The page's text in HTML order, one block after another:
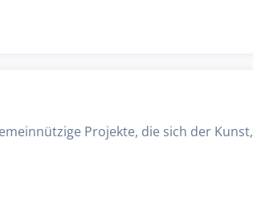
Projekte, die sich der Kunst,